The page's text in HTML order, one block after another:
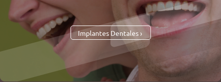
Implantes Dentales